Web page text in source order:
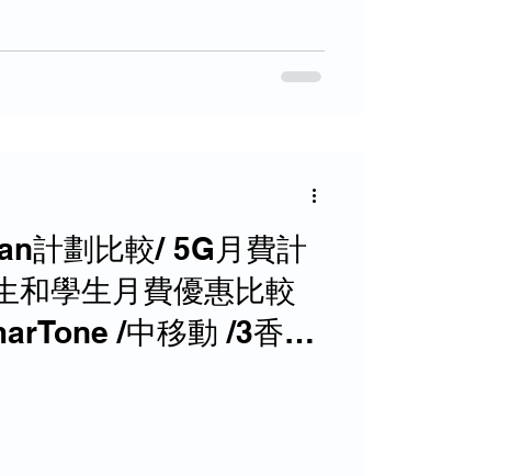
計劃比較/ 5G月費計
和學生月費優惠比較
/中移動 /3香港